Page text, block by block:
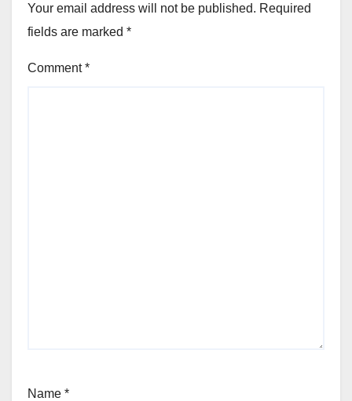
Your email address will not be published. Required
fields are marked *
Comment*
Name *